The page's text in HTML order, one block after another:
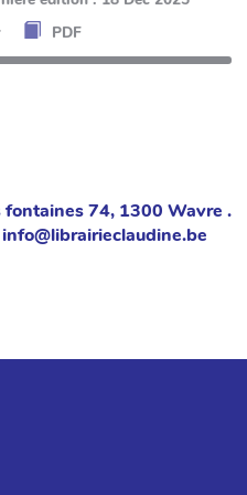
PDF
fontaines 74, 1300 Wavre .